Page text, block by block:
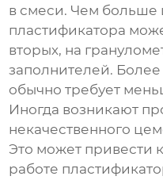
в смеси. Чем больше
пластификатора
вторых, на
заполнителей.
обычно требует
Иногда возникают
некачественного
Это может привести
работе